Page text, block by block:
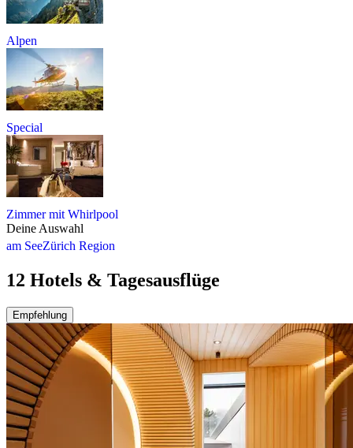
Alpen
Special
Zimmer mit Whirlpool
Deine Auswahl
am SeeZürich Region
12 Hotels & Tagesausflüge
Empfehlung